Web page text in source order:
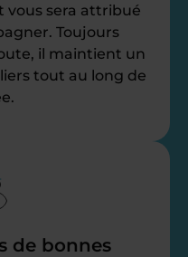
vous sera attribué
Toujours
il maintient un
tout au long de
de bonnes